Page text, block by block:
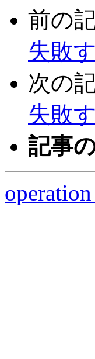
前の
失敗
次の
失敗
記事